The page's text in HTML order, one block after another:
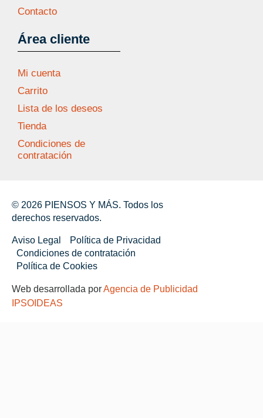
Contacto
Área cliente
Mi cuenta
Carrito
Lista de los deseos
Tienda
Condiciones de
contratación
© 2026 PIENSOS Y MÁS. Todos los
derechos reservados.
Aviso Legal
Política de Privacidad
Condiciones de contratación
Política de Cookies
Web desarrollada porAgencia de Publicidad
IPSOIDEAS